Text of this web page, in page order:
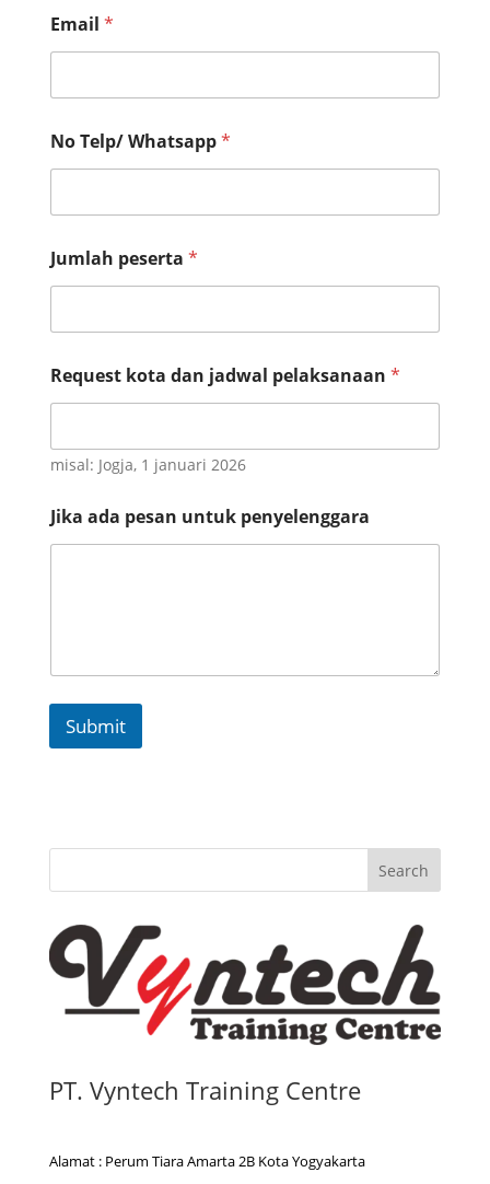
*
*
Email *
No Telp/ Whatsapp*
Jumlah peserta *
Request kota dan jadwal pelaksanaan *
misal: Jogja, 1 januari 2026
Jika ada pesan untuk penyelenggara
Submit
Search
PT. Vyntech Training Centre
Alamat : Perum Tiara Amarta 2B Kota Yogyakarta